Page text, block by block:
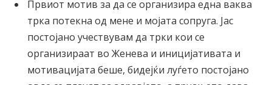
Првиот мотив за да се организира една ваква
трка потекна од мене и мојата сопруга. Јас
постојано учествувам да трки кои се
организираат во Женева и иницијативата и
мотивацијата беше, бидејќи луѓето постојано